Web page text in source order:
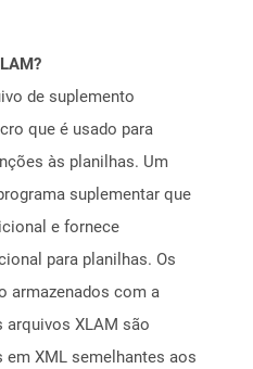
de suplemento
que é usado para
às planilhas. Um
suplementar que
e fornece
para planilhas. Os
armazenados com a
arquivos XLAM são
em XML semelhantes aos